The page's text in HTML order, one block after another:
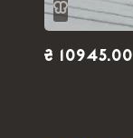
₴ 10945.00